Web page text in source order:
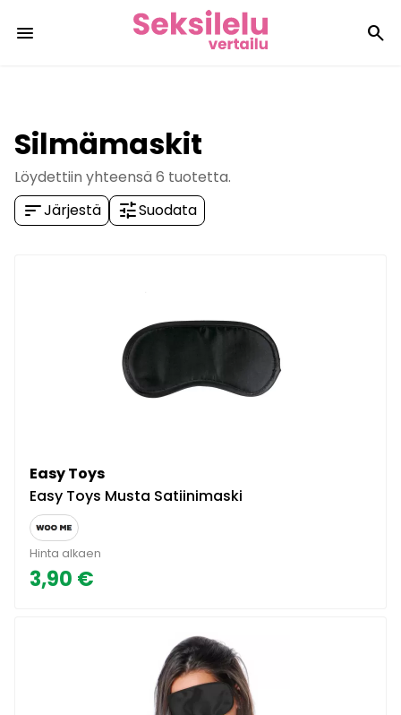
menu search
Silmämaskit
Löydettiin yhteensä 6 tuotetta.
sortJärjestä tuneSuodata
Easy Toys
Easy Toys Musta Satiinimaski
Hinta alkaen
3,90 €